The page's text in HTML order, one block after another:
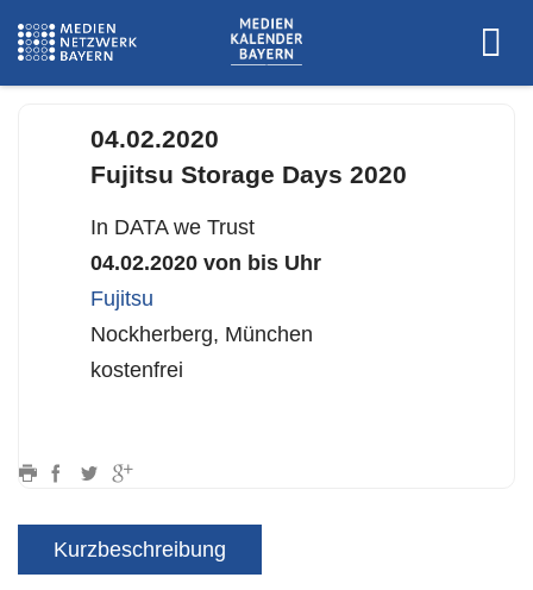
04.02.2020
Fujitsu Storage Days 2020
In DATA we Trust
04.02.2020 von bis Uhr
Fujitsu
Nockherberg, München
kostenfrei
Kurzbeschreibung